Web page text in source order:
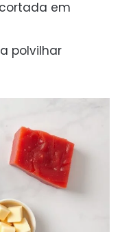
em
polvilhar